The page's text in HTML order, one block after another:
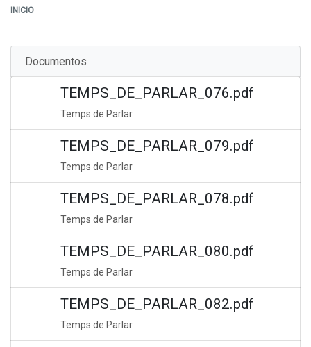
INICIO
Documentos
TEMPS_DE_PARLAR_076.pdf
Temps de Parlar
TEMPS_DE_PARLAR_079.pdf
Temps de Parlar
TEMPS_DE_PARLAR_078.pdf
Temps de Parlar
TEMPS_DE_PARLAR_080.pdf
Temps de Parlar
TEMPS_DE_PARLAR_082.pdf
Temps de Parlar